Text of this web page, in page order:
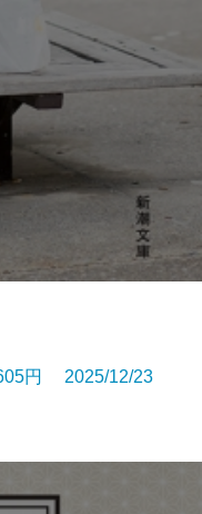
円 2025/12/23